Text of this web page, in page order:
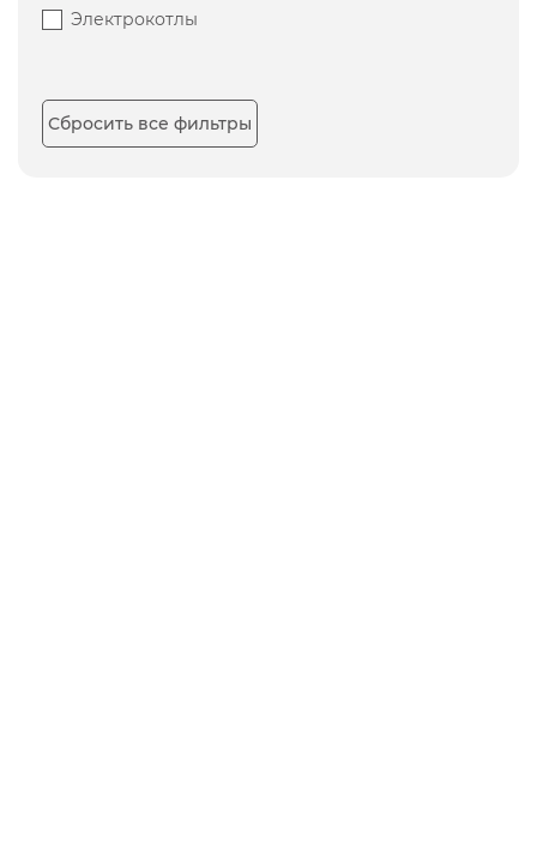
Электрокотлы
Сбросить все фильтры